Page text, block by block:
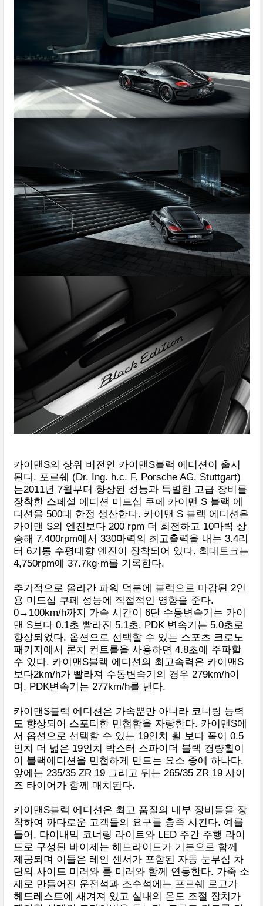
카이맨S의 상위 버전인 카이맨S블랙 에디션이 출시
된다. 포르쉐 (Dr. Ing. h.c. F. Porsche AG, Stuttgart)
는2011년 7월부터 향상된 성능과 특별한 고급 장비를
장착한 스페셜 에디션 미드십 쿠페 카이맨 S 블랙 에
디션을 500대 한정 생산한다. 카이맨 S 블랙 에디션은
카이맨 S의 엔진보다 200 rpm 더 회전하고 10마력 상
승해 7,400rpm에서 330마력의 최고출력을 내는 3.4리
터 6기통 수평대향 엔진이 장착되어 있다. 최대토크는
4,750rpm에 37.7kg·m를 기록한다.
추가적으로 올라간 파워 덕분에 블랙으로 마감된 2인
용 미드십 쿠페 성능에 직접적인 영향을 준다.
0→100km/h까지 가속 시간이 6단 수동변속기는 카이
맨 S보다 0.1초 빨라진 5.1초, PDK 변속기는 5.0초로
향상되었다. 옵션으로 선택할 수 있는 스포츠 크로노
패키지에서 론치 컨트롤을 사용하면 4.8초에 주파할
수 있다. 카이맨S블랙 에디션의 최고속력은 카이맨S
보다2km/h가 빨라져 수동변속기의 경우 279km/h이
며, PDK변속기는 277km/h를 낸다.
카이맨S블랙 에디션은 가속뿐만 아니라 코너링 능력
도 향상되어 스포티한 민첩함을 자랑한다. 카이맨S에
서 옵션으로 선택할 수 있는 19인치 휠 보다 폭이 0.5
인치 더 넓은 19인치 박스터 스파이더 블랙 경량휠이
이 블랙에디션을 민첩하게 만드는 요소 중에 하나다.
앞에는 235/35 ZR 19 그리고 뒤는 265/35 ZR 19 사이
즈 타이어가 함께 매치된다.
카이맨S블랙 에디션은 최고 품질의 내부 장비들을 장
착하여 까다로운 고객들의 요구를 충족 시킨다. 예를
들어, 다이내믹 코너링 라이트와 LED 주간 주행 라이
트로 구성된 바이제논 헤드라이트가 기본으로 함께
제공되며 이들은 레인 센서가 포함된 자동 눈부심 차
단의 사이드 미러와 룸 미러와 함께 연동한다. 가죽 소
재로 만들어진 운전석과 조수석에는 포르쉐 로고가
헤드레스트에 새겨져 있고 실내의 온도 조절 장치가